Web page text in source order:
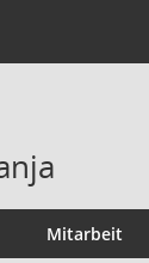
Mitarbeit